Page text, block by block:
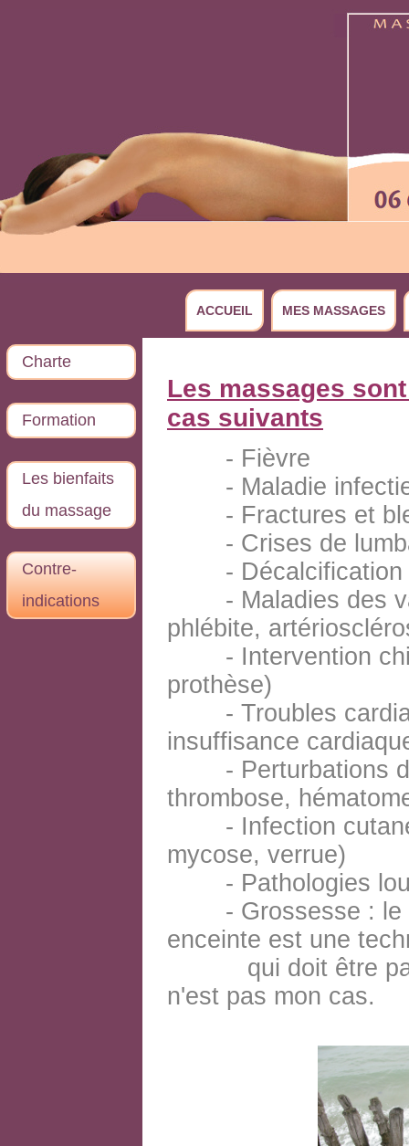
ACCUEIL MES MASSAGES
Charte
Formation
Les bienfaits
du massage
Contre-
indications
Les massages
cas suivants
- Fièvre
- Maladie
- Fractures et
- Crises de
- Décalcification
- Maladies des
phlébite,
- Intervention
prothèse)
- Troubles
insuffisance
- Perturbations de
thrombose,
- Infection
mycose, verrue)
- Pathologies
- Grossesse : le
enceinte est une
qui doit être
n'est pas mon cas.